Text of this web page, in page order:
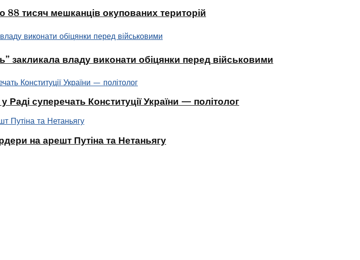
тисяч мешканців окупованих територій
закликала владу виконати обіцянки перед військовими
суперечать Конституції України — політолог
на арешт Путіна та Нетаньягу